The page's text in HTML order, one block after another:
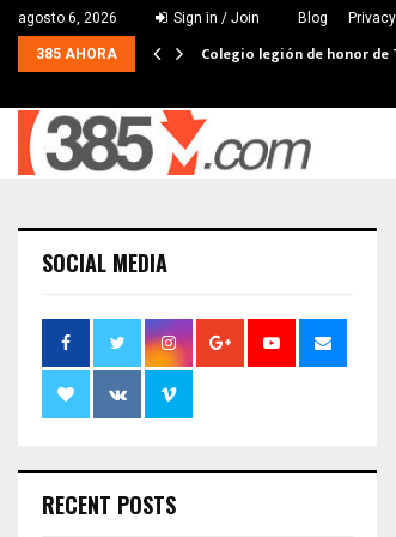
agosto 6, 2026 Sign in / Join Blog Privacy
385 AHORA Colegio legión de honor de
SOCIAL MEDIA
RECENT POSTS